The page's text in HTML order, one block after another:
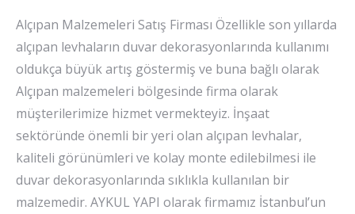
Alçıpan Malzemeleri Satış Firması Özellikle son yıllarda
alçıpan levhaların duvar dekorasyonlarında kullanımı
oldukça büyük artış göstermiş ve buna bağlı olarak
Alçıpan malzemeleri bölgesinde firma olarak
müşterilerimize hizmet vermekteyiz. İnşaat
sektöründe önemli bir yeri olan alçıpan levhalar,
kaliteli görünümleri ve kolay monte edilebilmesi ile
duvar dekorasyonlarında sıklıkla kullanılan bir
malzemedir. AYKUL YAPI olarak firmamız İstanbul’un